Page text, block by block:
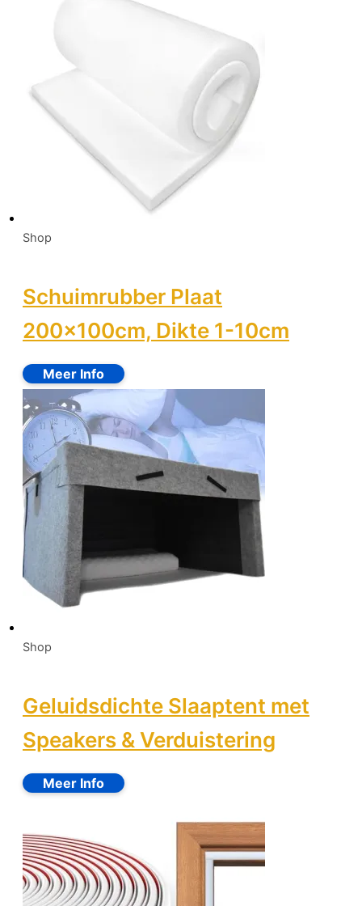
Shop
Schuimrubber Plaat
200x100cm, Dikte 1-10cm
Shop
Geluidsdichte Slaaptent met
Speakers & Verduistering